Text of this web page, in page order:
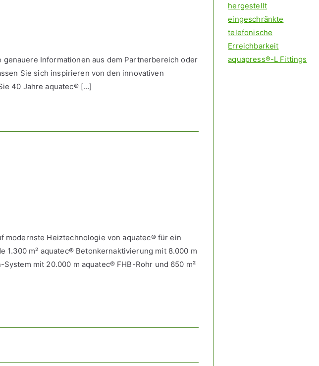
Informationen aus dem Partnerbereich oder
Sie sich inspirieren von den innovativen
40 Jahre aquatec® […]
modernste Heiztechnologie von aquatec® für ein
1.300 m² aquatec® Betonkernaktivierung mit 8.000 m
mit 20.000 m aquatec® FHB-Rohr und 650 m²
hergestellt
eingeschränkte
telefonische
Erreichbarkeit
aquapress®-L Fittings